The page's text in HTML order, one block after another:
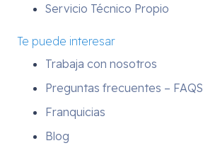
Servicio Técnico Propio
Te puede interesar
Trabaja con nosotros
Preguntas frecuentes – FAQS
Franquicias
Blog